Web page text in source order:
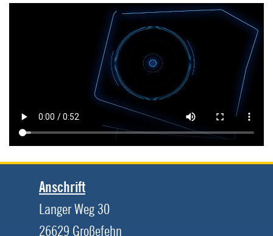
Anschrift
Langer Weg 30
26629 Großefehn